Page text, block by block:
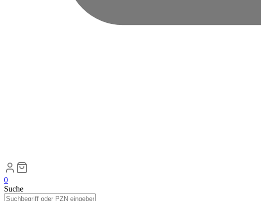
0
Suche